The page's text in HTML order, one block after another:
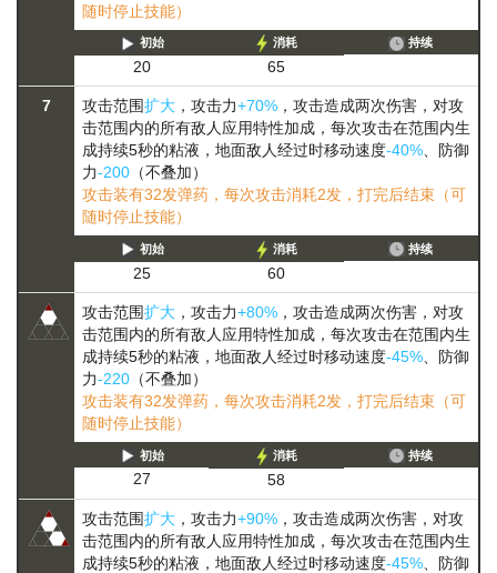
随时停止技能）
初始
20
消耗
65
持续
7 攻击范围扩大 ，攻击力+70% ，攻击造成两次伤害，对攻
击范围内的所有敌人应用特性加成，每次攻击在范围内生
成持续5秒的粘液，地面敌人经过时移动速度-40%、防御
力-200 （不叠加）
攻击装有32发弹药，每次攻击消耗2发，打完后结束（可
随时停止技能）
初始
25
消耗
60
持续
攻击范围扩大 ，攻击力+80% ，攻击造成两次伤害，对攻
击范围内的所有敌人应用特性加成，每次攻击在范围内生
成持续5秒的粘液，地面敌人经过时移动速度-45% 、防御
力-220 （不叠加）
攻击装有32发弹药，每次攻击消耗2发，打完后结束（可
随时停止技能）
初始
27
消耗
58
持续
攻击范围扩大 ，攻击力+90% ，攻击造成两次伤害，对攻
击范围内的所有敌人应用特性加成，每次攻击在范围内生
成持续5秒的粘液，地面敌人经过时移动速度-45% 、防御